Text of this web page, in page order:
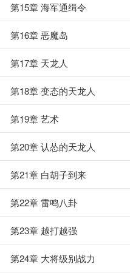
第15章 海军通缉令
第16章 恶魔岛
第17章 天龙人
第18章 变态的天龙人
第19章 艺术
第20章 认怂的天龙人
第21章 白胡子到来
第22章 雷鸣八卦
第23章 越打越强
第24章 大将级别战力